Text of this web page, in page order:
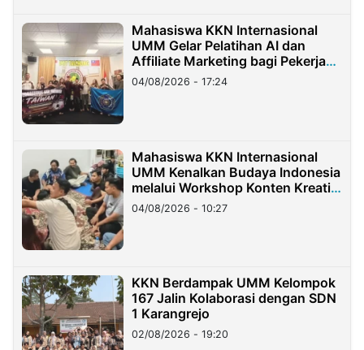
Mahasiswa KKN Internasional
UMM Gelar Pelatihan AI dan
Affiliate Marketing bagi Pekerja
Migran Indonesia di Taiwan
04/08/2026 - 17:24
Mahasiswa KKN Internasional
UMM Kenalkan Budaya Indonesia
melalui Workshop Konten Kreatif
di Taiwan
04/08/2026 - 10:27
KKN Berdampak UMM Kelompok
167 Jalin Kolaborasi dengan SDN
1 Karangrejo
02/08/2026 - 19:20